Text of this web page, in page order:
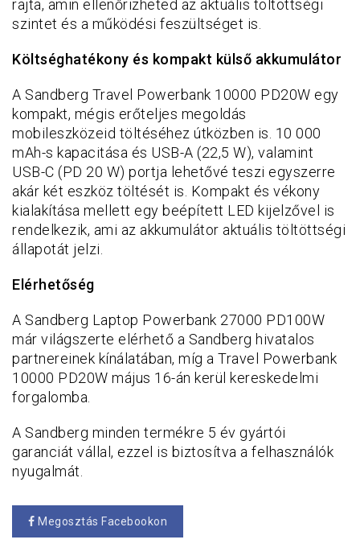
rajta, amin ellenőrizheted az aktuális töltöttségi
szintet és a működési feszültséget is.
Költséghatékony és kompakt külső akkumulátor
A Sandberg Travel Powerbank 10000 PD20W egy
kompakt, mégis erőteljes megoldás
mobileszközeid töltéséhez útközben is. 10 000
mAh-s kapacitása és USB-A (22,5 W), valamint
USB-C (PD 20 W) portja lehetővé teszi egyszerre
akár két eszköz töltését is. Kompakt és vékony
kialakítása mellett egy beépített LED kijelzővel is
rendelkezik, ami az akkumulátor aktuális töltöttségi
állapotát jelzi.
Elérhetőség
A Sandberg Laptop Powerbank 27000 PD100W
már világszerte elérhető a Sandberg hivatalos
partnereinek kínálatában, míg a Travel Powerbank
10000 PD20W május 16-án kerül kereskedelmi
forgalomba.
A Sandberg minden termékre 5 év gyártói
garanciát vállal, ezzel is biztosítva a felhasználók
nyugalmát.
Megosztás Facebookon